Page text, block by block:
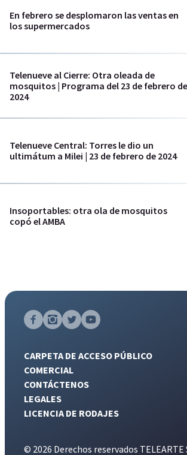
En febrero se desplomaron las ventas en
los supermercados
Telenueve al Cierre: Otra oleada de
mosquitos | Programa del 23 de febrero de
2024
Telenueve Central: Torres le dio un
ultimátum a Milei | 23 de febrero de 2024
Insoportables: otra ola de mosquitos
copó el AMBA
CARPETA DE ACCESO PÚBLICO
COMERCIAL
CONTÁCTENOS
LEGALES
LICENCIA DE RODAJES
© 2026 Derechos reservados TELEARTE